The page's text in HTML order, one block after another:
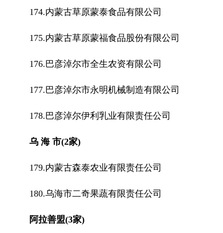
174.内蒙古草原蒙泰食品有限公司
175.内蒙古草原蒙福食品股份有限公司
176.巴彦淖尔市全生农资有限公司
177.巴彦淖尔市永明机械制造有限公司
178.巴彦淖尔伊利乳业有限责任公司
乌 海 市(2家)
179.内蒙古森泰农业有限责任公司
180.乌海市二奇果蔬有限责任公司
阿拉善盟(3家)